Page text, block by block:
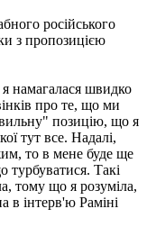
російського
з пропозицією
намагалася швидко
про те, що ми
позицію, що я
тут все. Надалі,
то в мене буде ще
турбуватися. Такі
тому що я розуміла,
в інтерв'ю Раміні